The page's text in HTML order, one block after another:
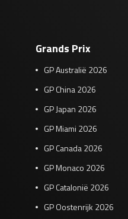
Grands Prix
GP Australië 2026
GP China 2026
GP Japan 2026
GP Miami 2026
GP Canada 2026
GP Monaco 2026
GP Catalonië 2026
GP Oostenrijk 2026